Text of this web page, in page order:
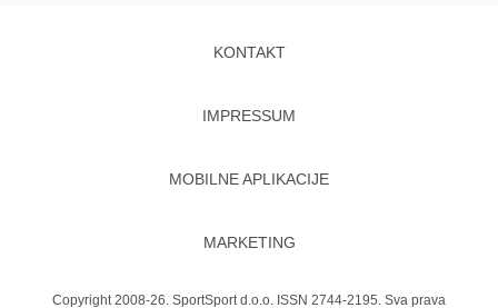
KONTAKT
IMPRESSUM
MOBILNE APLIKACIJE
MARKETING
Copyright 2008-26. SportSport d.o.o. ISSN 2744-2195. Sva prava